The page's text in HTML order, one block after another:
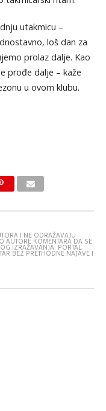
utakmicu –
loš dan za
prolaz dalje. Kao
prođe dalje – kaže
u ovom klubu.
I NE ODRAŽAVAJU
AUTORE KOMENTARA DA SE
IZRAŽAVANJA. PORTAL
BEZ PRETHODNE NAJAVE I